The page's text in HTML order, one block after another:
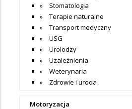
Stomatologia
Terapie naturalne
Transport medyczny
USG
Urolodzy
Uzależnienia
Weterynaria
Zdrowie i uroda
Motoryzacja